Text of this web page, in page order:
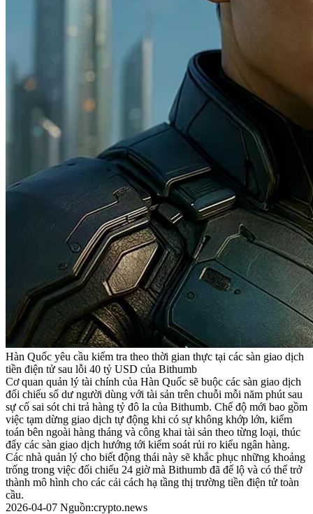
Hàn Quốc yêu cầu kiểm tra theo thời gian thực tại các sàn giao dịch
tiền điện tử sau lỗi 40 tỷ USD của Bithumb
Cơ quan quản lý tài chính của Hàn Quốc sẽ buộc các sàn giao dịch
đối chiếu số dư người dùng với tài sản trên chuỗi mỗi năm phút sau
sự cố sai sót chi trả hàng tỷ đô la của Bithumb. Chế độ mới bao gồm
việc tạm dừng giao dịch tự động khi có sự không khớp lớn, kiểm
toán bên ngoài hàng tháng và công khai tài sản theo từng loại, thúc
đẩy các sàn giao dịch hướng tới kiểm soát rủi ro kiểu ngân hàng.
Các nhà quản lý cho biết động thái này sẽ khắc phục những khoảng
trống trong việc đối chiếu 24 giờ mà Bithumb đã để lộ và có thể trở
thành mô hình cho các cải cách hạ tầng thị trường tiền điện tử toàn
cầu.
2026-04-07 Nguồn:crypto.news